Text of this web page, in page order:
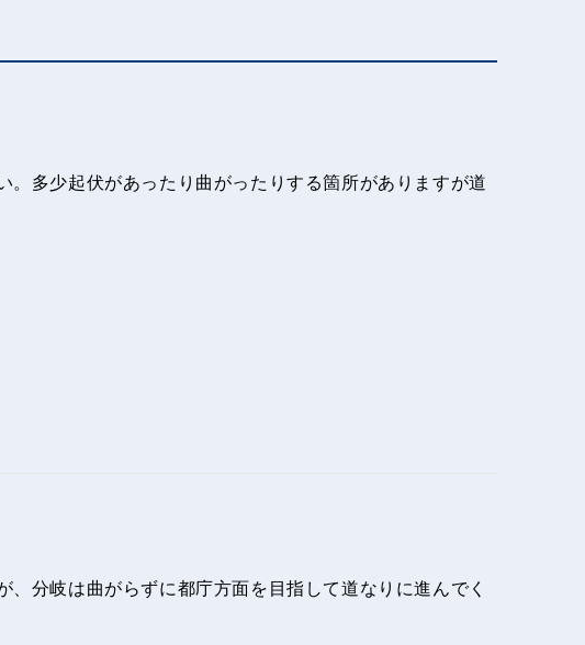
。多少起伏があったり曲がったりする箇所がありますが道
分岐は曲がらずに都庁方面を目指して道なりに進んでく